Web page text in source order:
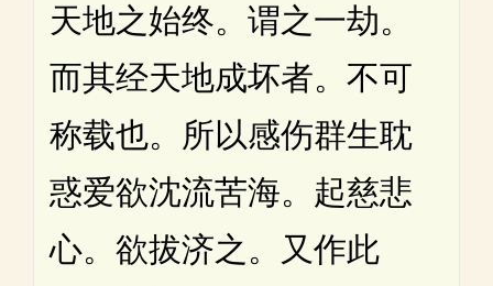
天地之始终。谓之一劫。
而其经天地成坏者。不可
称载也。所以感伤群生耽
惑爱欲沈流苦海。起慈悲
心。欲拔济之。又作此